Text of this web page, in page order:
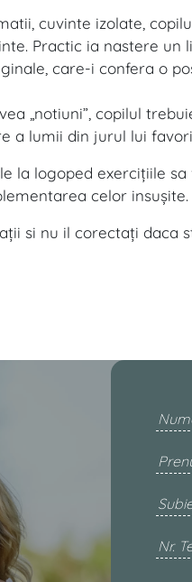
cuvinte izolate,
Practic ia nastere un
care-i confera o
„notiuni”, copilul
a lumii din jurul lui
la logoped exerciţiile
celor insuşite.
si nu il corectaţi daca